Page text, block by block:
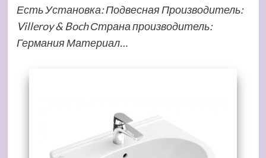
Есть Установка: Подвесная Производитель:
Villeroy & Boch Страна производитель:
Германия Материал…